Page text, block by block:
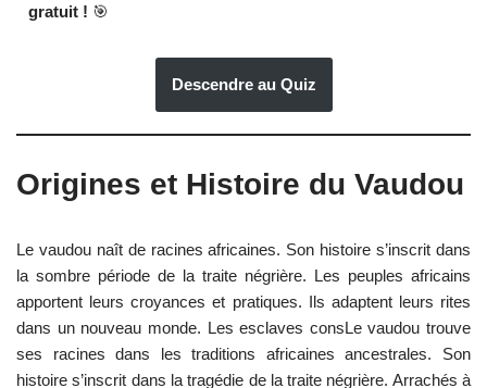
gratuit ! 🎯
Descendre au Quiz
Origines et Histoire du Vaudou
Le vaudou naît de racines africaines. Son histoire s’inscrit dans
la sombre période de la traite négrière. Les peuples africains
apportent leurs croyances et pratiques. Ils adaptent leurs rites
dans un nouveau monde. Les esclaves consLe vaudou trouve
ses racines dans les traditions africaines ancestrales. Son
histoire s’inscrit dans la tragédie de la traite négrière. Arrachés à